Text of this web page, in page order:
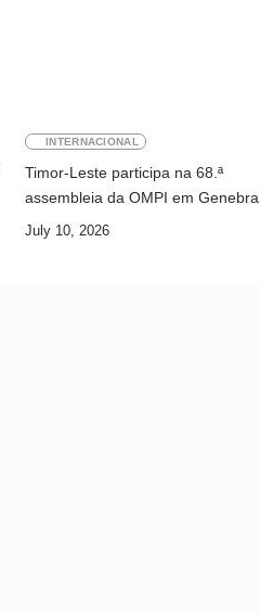
INTERNACIONAL
Timor-Leste participa na 68.ª
assembleia da OMPI em Genebra
July 10, 2026